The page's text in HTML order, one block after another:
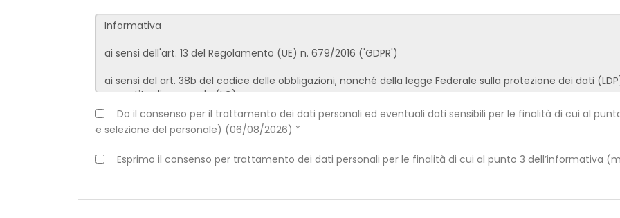
Do il consenso per il trattamento dei dati personali ed eventuali dati sensibili per le finalità di cui al
e selezione del personale) (06/08/2026) *
Esprimo il consenso per trattamento dei dati personali per le finalità di cui al punto 3 dell’informativa